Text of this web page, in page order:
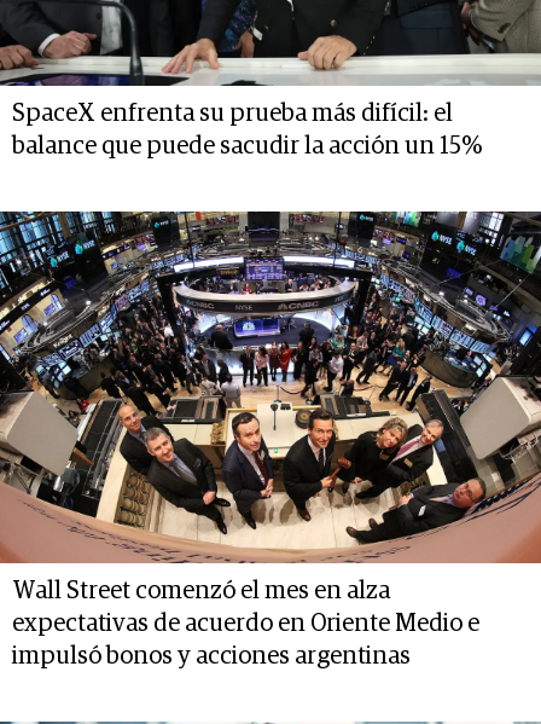
SpaceX enfrenta su prueba más difícil: el
balance que puede sacudir la acción un 15%
Wall Street comenzó el mes en alza
expectativas de acuerdo en Oriente Medio e
impulsó bonos y acciones argentinas